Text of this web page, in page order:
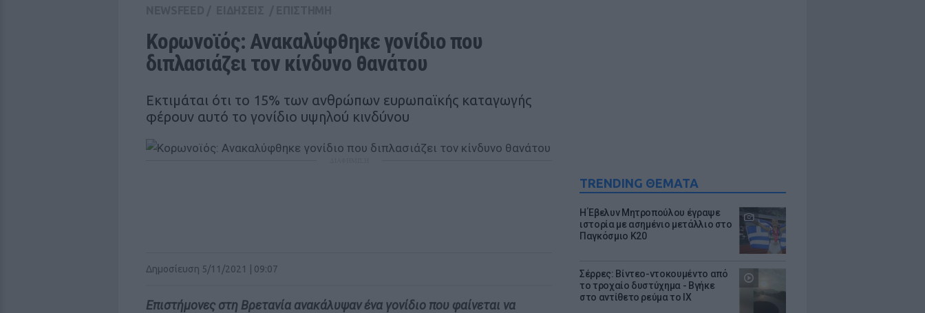
TRENDING ΘΕΜΑΤΑ
Η Έβελυν Μητροπούλου έγραψε
ιστορία με ασημένιο μετάλλιο στο
Παγκόσμιο Κ20
Σέρρες: Βίντεο-ντοκουμέντο από
το τροχαίο δυστύχημα - Βγήκε
στο αντίθετο ρεύμα το ΙΧ
Κορωνoϊός: Ανακαλύφθηκε γονίδιο που
διπλασιάζει τον κίνδυνο θανάτου
Εκτιμάται ότι το 15% των ανθρώπων ευρωπαϊκής καταγωγής
φέρουν αυτό το γονίδιο υψηλού κινδύνου
Δημοσίευση 5/11/2021 | 09:07
Επιστήμονες στη Βρετανία ανακάλυψαν ένα γονίδιο που φαίνεται να